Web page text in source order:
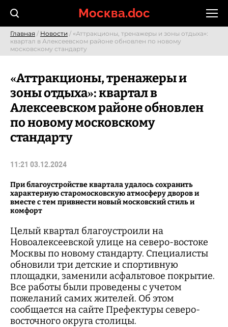
Москва.doc
Главная / Новости / «Аттракционы, тренажеры и зоны отдыха»:
квартал в Алексеевском районе обновлен по новому
московскому стандарту
«Аттракционы, тренажеры и
зоны отдыха»: квартал в
Алексеевском районе обновлен
по новому московскому
стандарту
11:21 03.12.2024
При благоустройстве квартала удалось сохранить
характерную старомосковскую атмосферу дворов и
вместе с тем привнести новый московский стиль и
комфорт
Целый квартал благоустроили на
Новоалексеевской улице на северо-востоке
Москвы по новому стандарту. Специалисты
обновили три детские и спортивную
площадки, заменили асфальтовое покрытие.
Все работы были проведены с учетом
пожеланий самих жителей. Об этом
сообщается на сайте Префектуры северо-
восточного округа столицы.